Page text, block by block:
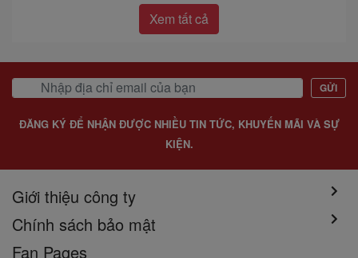
Xem tất cả
GỬI
ĐĂNG KÝ ĐỂ NHẬN ĐƯỢC NHIỀU TIN TỨC, KHUYẾN MÃI VÀ SỰ
KIỆN.
Giới thiệu công ty
Chính sách bảo mật
Fan Pages